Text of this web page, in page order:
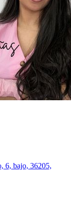
6, bajo, 36205,